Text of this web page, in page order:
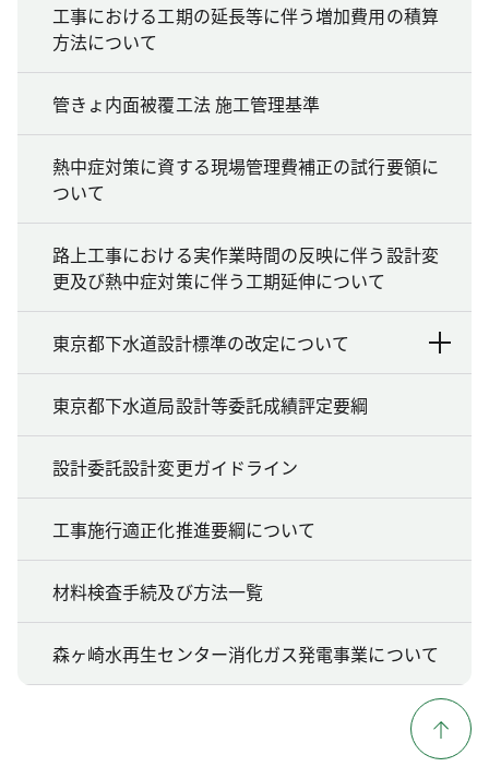
工事における工期の延長等に伴う増加費用の積算
方法について
管きょ内面被覆工法 施工管理基準
熱中症対策に資する現場管理費補正の試行要領に
ついて
路上工事における実作業時間の反映に伴う設計変
更及び熱中症対策に伴う工期延伸について
東京都下水道設計標準の改定について
東京都下水道局設計等委託成績評定要綱
設計委託設計変更ガイドライン
工事施行適正化推進要綱について
材料検査手続及び方法一覧
森ヶ崎水再生センター消化ガス発電事業について